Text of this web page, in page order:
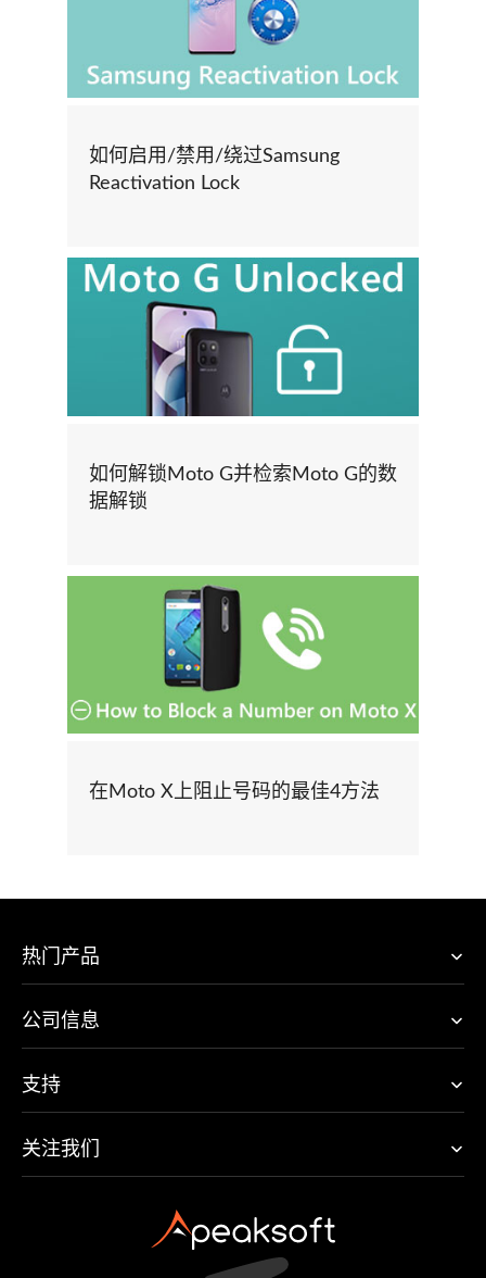
如何启用/禁用/绕过Samsung
Reactivation Lock
如何解锁Moto G并检索Moto G的数
据解锁
在Moto X上阻止号码的最佳4方法
热门产品
公司信息
支持
关注我们